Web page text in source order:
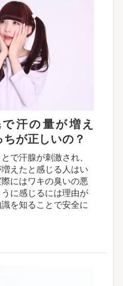
汗の量が増え
が正しいの？
で汗腺が刺激され、
えたと感じる人はい
にはワキの臭いの悪
に感じるには理由が
を知ることで安全に